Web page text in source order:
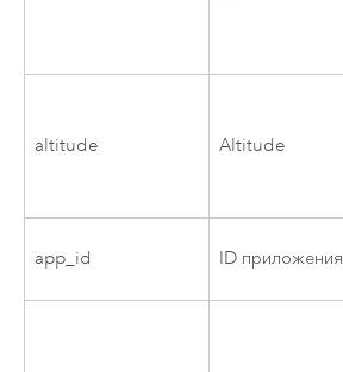
altitude Altitude
app_id ID приложения